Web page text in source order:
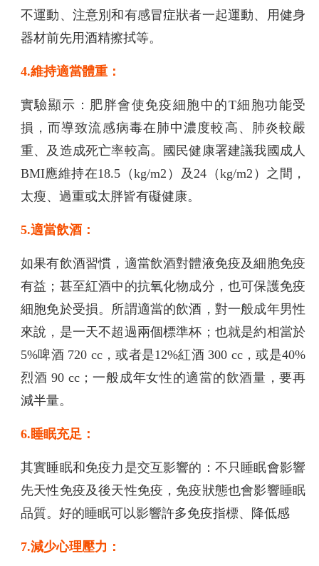
不運動、注意別和有感冒症狀者一起運動、用健身
器材前先用酒精擦拭等。
4.維持適當體重：
實驗顯示：肥胖會使免疫細胞中的T細胞功能受
損，而導致流感病毒在肺中濃度較高、肺炎較嚴
重、及造成死亡率較高。國民健康署建議我國成人
BMI應維持在18.5（kg/m2）及24（kg/m2）之間，
太瘦、過重或太胖皆有礙健康。
5.適當飲酒：
如果有飲酒習慣，適當飲酒對體液免疫及細胞免疫
有益；甚至紅酒中的抗氧化物成分，也可保護免疫
細胞免於受損。所謂適當的飲酒，對一般成年男性
來說，是一天不超過兩個標準杯；也就是約相當於
5%啤酒 720 cc，或者是12%紅酒 300 cc，或是40%
烈酒 90 cc；一般成年女性的適當的飲酒量，要再
減半量。
6.睡眠充足：
其實睡眠和免疫力是交互影響的：不只睡眠會影響
先天性免疫及後天性免疫，免疫狀態也會影響睡眠
品質。好的睡眠可以影響許多免疫指標、降低感
7.減少心理壓力：